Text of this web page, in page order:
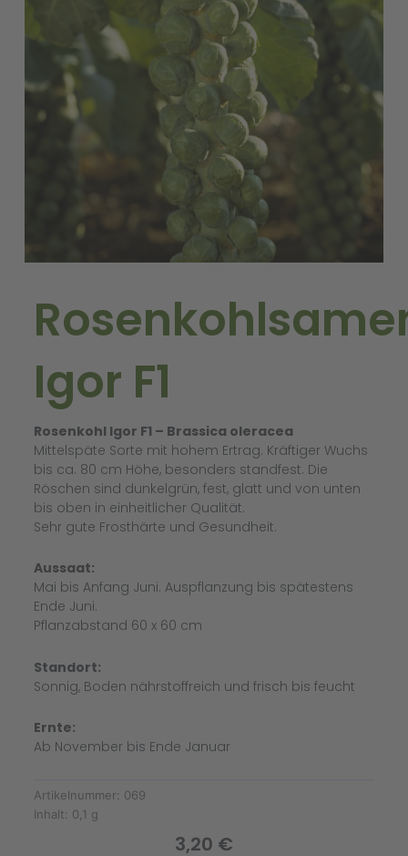
Igor F1
Rosenkohl Igor F1 – Brassica oleracea
Mittelspäte Sorte mit hohem Ertrag. Kräftiger Wuchs
bis ca. 80 cm Höhe, besonders standfest. Die
Röschen sind dunkelgrün, fest, glatt und von unten
bis oben in einheitlicher Qualität.
Sehr gute Frosthärte und Gesundheit.
Aussaat:
Mai bis Anfang Juni. Auspflanzung bis spätestens
Ende Juni.
Pflanzabstand 60 x 60 cm
Standort:
Sonnig, Boden nährstoffreich und frisch bis feucht
Ernte:
Ab November bis Ende Januar
Artikelnummer: 069
Inhalt: 0,1 g
3,20 €